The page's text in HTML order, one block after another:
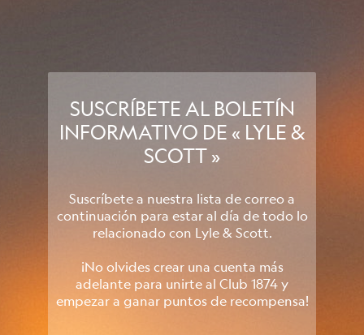
SUSCRÍBETE AL BOLETÍN
INFORMATIVO DE « LYLE &
SCOTT »
Suscríbete a nuestra lista de correo a
continuación para estar al día de todo lo
relacionado con Lyle & Scott.
¡No olvides crear una cuenta más
adelante para unirte al Club 1874 y
empezar a ganar puntos de recompensa!